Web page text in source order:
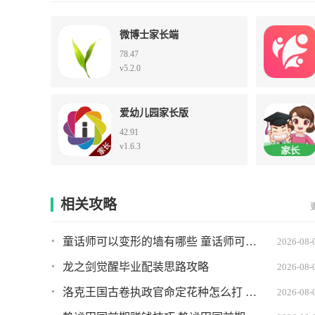
微博士家长端
78.47
v5.2.0
爱幼儿园家长版
42.91
v1.6.3
相关攻略
童话师可以变形的墙有哪些 童话师可以变形的墙推荐 2026-08-
龙之剑觉醒毕业配装思路攻略 2026-08-
洛克王国古卷执政官命定花种怎么打 古卷执政官命定花种打法攻略 2026-08-